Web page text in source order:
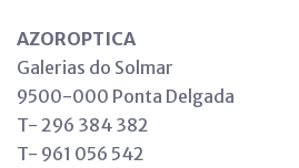
AZOROPTICA
Galerias do Solmar
9500-000 Ponta Delgada
T- 296 384 382
T- 961 056 542